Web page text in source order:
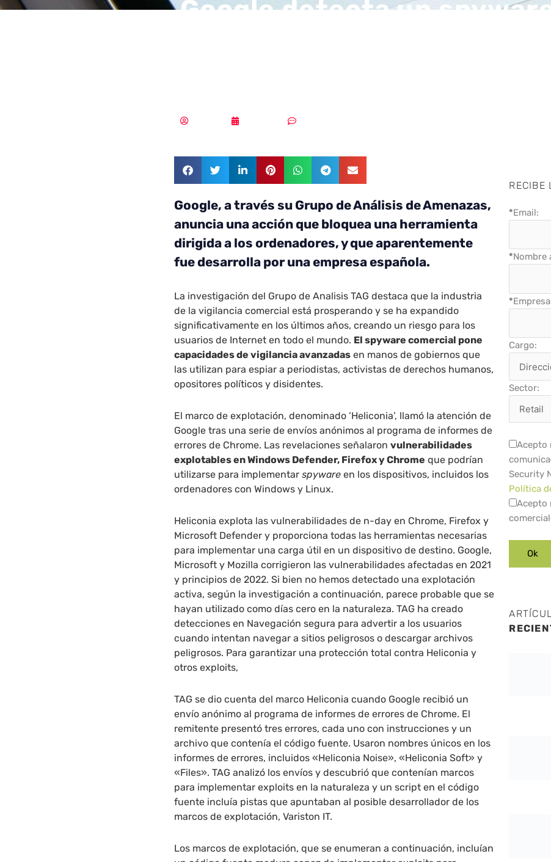
Google detecta un
Google, a través su Grupo de Análisis de Amenazas,
anuncia una acción que bloquea una herramienta
dirigida a los ordenadores, y que aparentemente
fue desarrolla por una empresa española.
La investigación del Grupo de Analisis TAG destaca que la industria
de la vigilancia comercial está prosperando y se ha expandido
significativamente en los últimos años, creando un riesgo para los
usuarios de Internet en todo el mundo. El spyware comercial pone
capacidades de vigilancia avanzadas en manos de gobiernos que
las utilizan para espiar a periodistas, activistas de derechos humanos,
opositores políticos y disidentes.
El marco de explotación, denominado ‘Heliconia’, llamó la atención de
Google tras una serie de envíos anónimos al programa de informes de
errores de Chrome. Las revelaciones señalaronvulnerabilidades
explotables en Windows Defender, Firefox y Chrome que podrían
utilizarse para implementarspywareen los dispositivos, incluidos los
ordenadores con Windows y Linux.
Heliconia explota las vulnerabilidades de n-day en Chrome, Firefox y
Microsoft Defender y proporciona todas las herramientas necesarias
para implementar una carga útil en un dispositivo de destino. Google,
Microsoft y Mozilla corrigieron las vulnerabilidades afectadas en 2021
y principios de 2022. Si bien no hemos detectado una explotación
activa, según la investigación a continuación, parece probable que se
hayan utilizado como días cero en la naturaleza. TAG ha creado
detecciones en Navegación segura para advertir a los usuarios
cuando intentan navegar a sitios peligrosos o descargar archivos
peligrosos. Para garantizar una protección total contra Heliconia y
otros exploits,
TAG se dio cuenta del marco Heliconia cuando Google recibió un
envío anónimo al programa de informes de errores de Chrome. El
remitente presentó tres errores, cada uno con instrucciones y un
archivo que contenía el código fuente. Usaron nombres únicos en los
informes de errores, incluidos «Heliconia Noise», «Heliconia Soft» y
«Files». TAG analizó los envíos y descubrió que contenían marcos
para implementar exploits en la naturaleza y un script en el código
fuente incluía pistas que apuntaban al posible desarrollador de los
marcos de explotación, Variston IT.
Los marcos de explotación, que se enumeran a continuación, incluían
RECIBE
*Email:
*Nombre
*
Cargo:
Sector:
Acepto
Security
Política
Acepto